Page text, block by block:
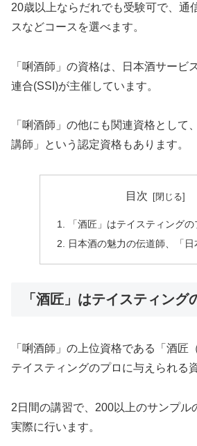
20歳以上ならだれでも受験可で、通
スなどコースを選べます。
「唎酒師」の資格は、日本酒サービ
連合(SSI)が主催しています。
「唎酒師」の他にも関連資格として
講師」という認定資格もあります。
目次
「酒匠」はテイスティングの
日本酒の魅力の伝道師、「日
「酒匠」はテイスティング
「唎酒師」の上位資格である「酒匠
テイスティングのプロに与えられる
2日間の講習で、200以上のサンプル
実際に行います。